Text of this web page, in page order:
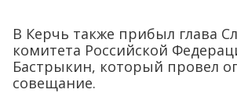
В Керчь также прибыл глава
комитета Российской
Бастрыкин, который провел
совещание.